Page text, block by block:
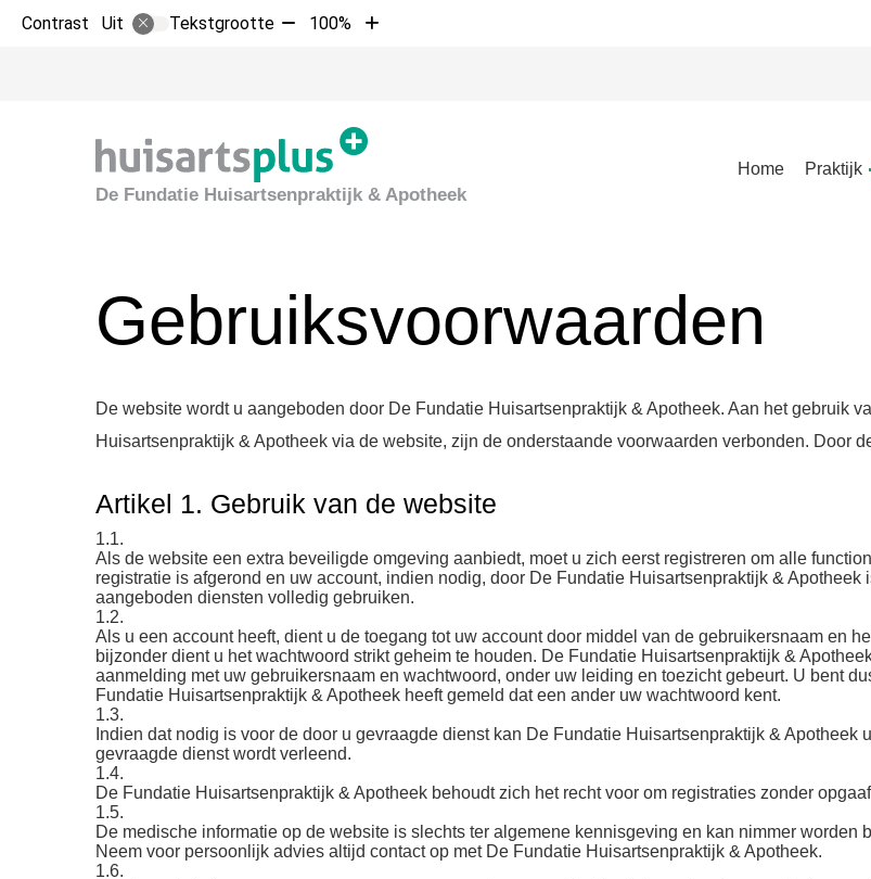
Contrast Uit Tekstgrootte Tekst100%
Tekst
De Fundatie Huisartsenpraktijk & Apotheek
Home
Praktijk
Gebruiksvoorwaarden
De website wordt u aangeboden door De Fundatie Huisartsenpraktijk & Apotheek. Aan het gebruik
Huisartsenpraktijk & Apotheek via de website, zijn de onderstaande voorwaarden verbonden. Door
Artikel 1. Gebruik van de website
1.1.
Als de website een extra beveiligde omgeving aanbiedt, moet u zich eerst registreren om alle
registratie is afgerond en uw account, indien nodig, door De Fundatie Huisartsenpraktijk &
aangeboden diensten volledig gebruiken.
1.2.
Als u een account heeft, dient u de toegang tot uw account door middel van de gebruikersnaam en
bijzonder dient u het wachtwoord strikt geheim te houden. De Fundatie Huisartsenpraktijk &
aanmelding met uw gebruikersnaam en wachtwoord, onder uw leiding en toezicht gebeurt. U bent
Fundatie Huisartsenpraktijk & Apotheek heeft gemeld dat een ander uw wachtwoord kent.
1.3.
Indien dat nodig is voor de door u gevraagde dienst kan De Fundatie Huisartsenpraktijk &
gevraagde dienst wordt verleend.
1.4.
De Fundatie Huisartsenpraktijk & Apotheek behoudt zich het recht voor om registraties zonder
1.5.
De medische informatie op de website is slechts ter algemene kennisgeving en kan nimmer
Neem voor persoonlijk advies altijd contact op met De Fundatie Huisartsenpraktijk & Apotheek.
1.6.